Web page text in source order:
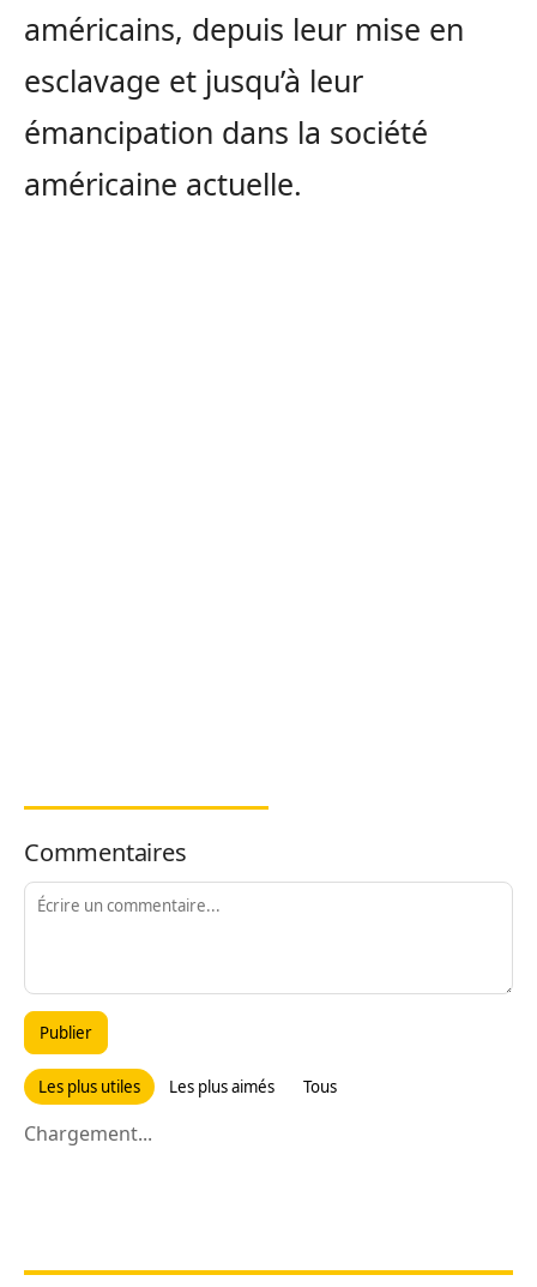
américains, depuis leur mise en
esclavage et jusqu’à leur
émancipation dans la société
américaine actuelle.
Commentaires
Publier
Les plus utiles Les plus aimés Tous
Chargement...